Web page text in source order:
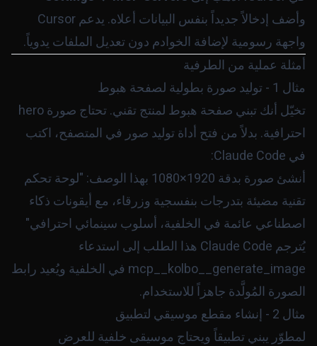
وأضف إدخالاً جديداً بنفس البيانات أعلاه. يدعم Cursor
واجهة رسومية لإضافة الخوادم دون تعديل الملفات يدوياً.
أمثلة عملية من الطرفية
مثال 1 - توليد صورة بطولية لصفحة هبوط
تخيّل أنك تبني صفحة هبوط لمنتج تقني. تحتاج صورة hero
احترافية. بدلاً من فتح أداة توليد صور في المتصفح، اكتب
في Claude Code:
أنشئ صورة بدقة 1920×1080 بهذا الوصف: "لوحة تحكم
تقنية مضيئة بتدرجات بنفسجية وزرقاء، مع أيقونات ذكاء
اصطناعي عائمة في الخلفية، أسلوب سينمائي احترافي"
يُترجم Claude Code هذا الطلب إلى استدعاء
mcp__kolbo__generate_image في الخلفية ويُعيد رابط
الصورة المُولَّدة جاهزاً للاستخدام.
مثال 2 - إنشاء مقطع موسيقي لتطبيق
لمطوّر يبني تطبيقاً ويحتاج موسيقى خلفية للعرض